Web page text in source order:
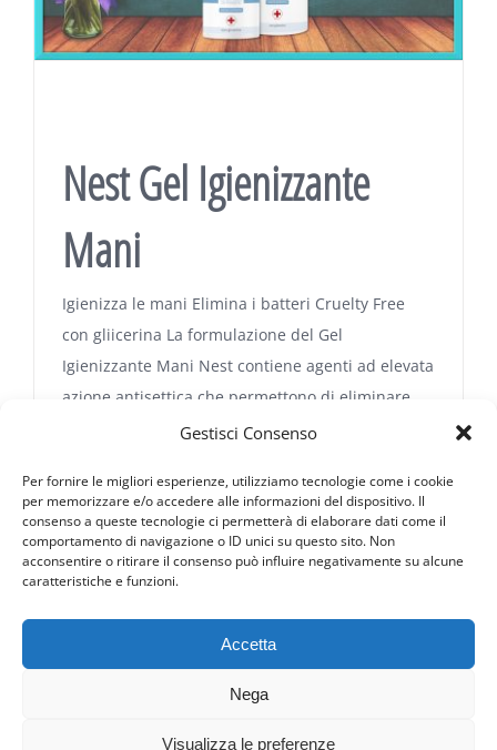
Gestisci Consenso
Per fornire le migliori esperienze, utilizziamo tecnologie come i cookie
per memorizzare e/o accedere alle informazioni del dispositivo. Il
consenso a queste tecnologie ci permetterà di elaborare dati come il
comportamento di navigazione o ID unici su questo sito. Non
acconsentire o ritirare il consenso può influire negativamente su alcune
caratteristiche e funzioni.
Accetta
Nega
Visualizza le preferenze
Nest Gel Igienizzante
Mani
Igienizza le mani Elimina i batteri Cruelty Free
con gliicerina La formulazione del Gel
Igienizzante Mani Nest contiene agenti ad elevata
azione antisettica che permettono di eliminare
batteri, virus e funghi. Il